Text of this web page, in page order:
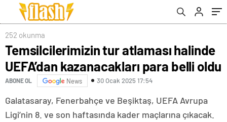
252 okunma
Temsilcilerimizin tur atlaması halinde
UEFA’dan kazanacakları para belli oldu
ABONE OL News 30 Ocak 2025 17:54
Galatasaray, Fenerbahçe ve Beşiktaş, UEFA Avrupa
Ligi’nin 8. ve son haftasında kader maçlarına çıkacak.